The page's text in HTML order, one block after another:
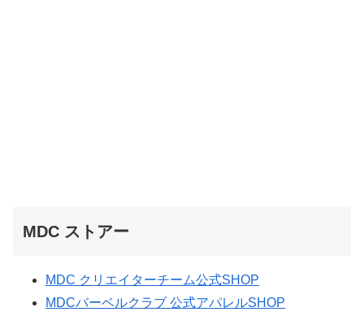
MDC ストアー
MDC クリエイターチーム公式SHOP
MDCバーベルクラブ 公式アパレルSHOP